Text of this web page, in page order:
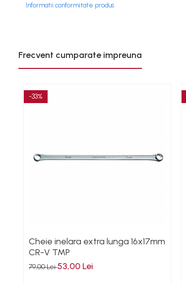
Chevrolet
Mercedes
Informatii conformitate produs
Frecvent cumparate impreuna
-33%
Cheie inelara extra lunga 16x17mm
CR-V TMP
79,00 Lei53,00 Lei